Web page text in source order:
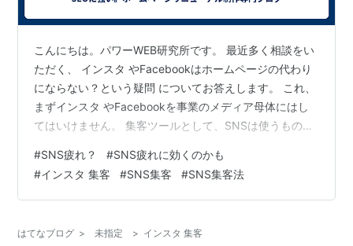
こんにちは。パワーWEB研究所です。 最近多く相談をい
ただく、 インスタ やFacebookはホームページの代わり
にならない？という疑問 についてお答えします。 これ、
まずインスタ やFacebookを事業のメディア母体にはし
てはいけません。 集客ツールとして、SNSは使うもので
同様ですよ。 なぜかって、 考えてください。 では２つ
質問です。 ＜その１の質問＞ SNSのドメイン、 ドメイ
ンという「○○.com」 という名前は、Facebook.com な
ですか？ ＜その２の質問＞ SN…
#SNS疲れ？ #SNS疲れに効くのかも
#インスタ 集客 #SNS集客 #SNS集客法
はてなブログ > 未指定 > インスタ 集客